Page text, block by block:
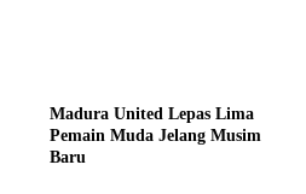
Madura United Lepas Lima
Pemain Muda Jelang Musim
Baru